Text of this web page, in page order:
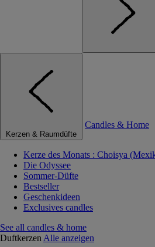
Kerzen & Raumdüfte
Candles & Home
Kerze des Monats : Choisya
Die Odyssee
Sommer-Düfte
Bestseller
Geschenkideen
Exclusives candles
See all candles & home
Duftkerzen Alle anzeigen